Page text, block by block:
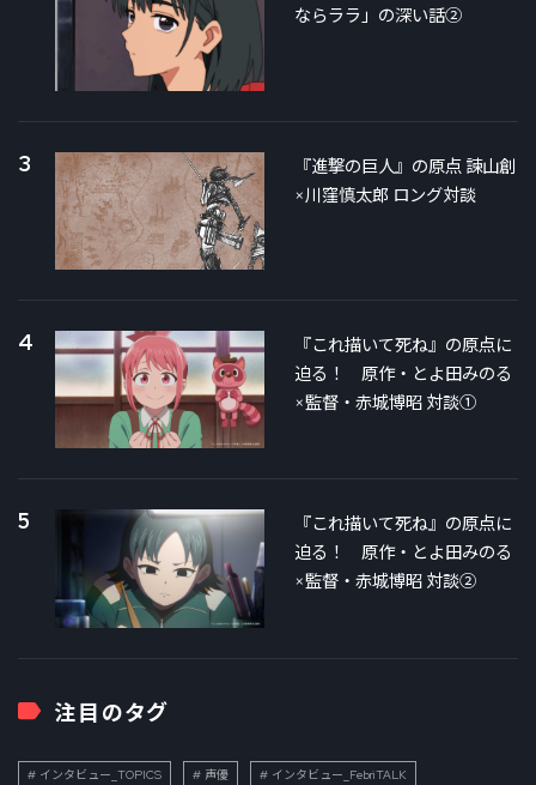
ならララ」の深い話②
3
『進撃の巨人』の原点 諫山創
×川窪慎太郎 ロング対談
4
『これ描いて死ね』の原点に
迫る！ 原作・とよ田みのる
×監督・赤城博昭 対談①
5
『これ描いて死ね』の原点に
迫る！ 原作・とよ田みのる
×監督・赤城博昭 対談②
注目のタグ
インタビュー_TOPICS 声優 インタビュー_FebriTALK